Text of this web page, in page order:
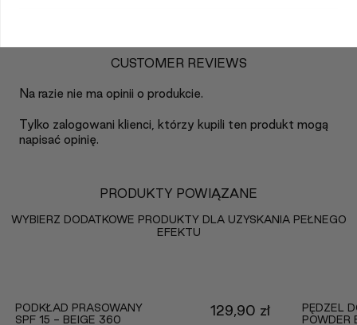
CUSTOMER REVIEWS
Na razie nie ma opinii o produkcie.
Tylko zalogowani klienci, którzy kupili ten produkt mogą
napisać opinię.
PRODUKTY POWIĄZANE
WYBIERZ DODATKOWE PRODUKTY DLA UZYSKANIA PEŁNEGO
EFEKTU
PODKŁAD PRASOWANY
SPF 15 - BEIGE 360
129,90 zł
PĘDZEL
POWDER